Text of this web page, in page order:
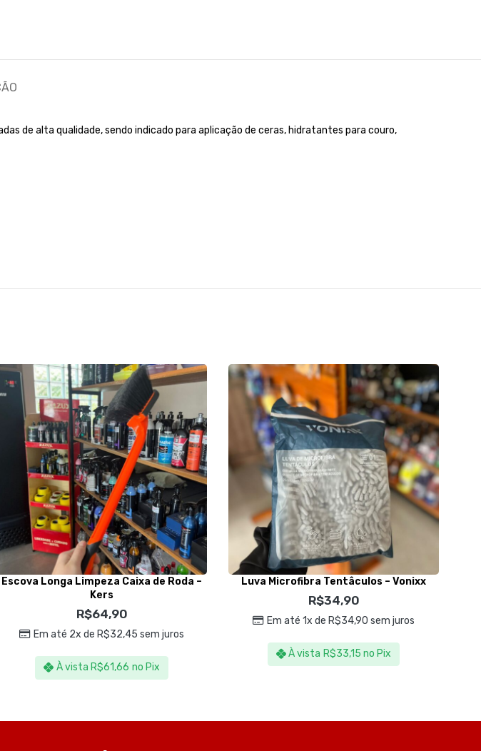
de alta qualidade, sendo indicado para aplicação de ceras, hidratantes para couro,
Escova Longa Limpeza Caixa de Roda –
Kers
R$64,90
Em até 2x de R$32,45 sem juros
À vista R$61,66 no Pix
Luva Microfibra Tentâculos – Vonixx
R$34,90
Em até 1x de R$34,90 sem juros
À vista R$33,15 no Pix